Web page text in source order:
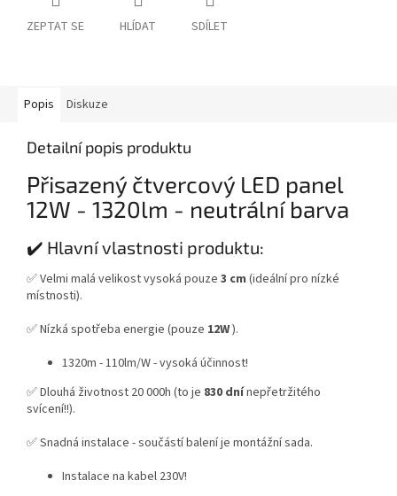
ZEPTAT SE HLÍDAT SDÍLET
Popis Diskuze
Detailní popis produktu
Přisazený čtvercový LED panel
12W - 1320lm - neutrální barva
✔️ Hlavní vlastnosti produktu:
✅ Velmi malá velikost vysoká pouze 3 cm (ideální pro nízké
místnosti).
✅ Nízká spotřeba energie (pouze 12W).
1320m - 110lm/W - vysoká účinnost!
✅ Dlouhá životnost 20 000h (to je 830 dnínepřetržitého
svícení!!).
✅ Snadná instalace - součástí balení je montážní sada.
Instalace na kabel 230V!